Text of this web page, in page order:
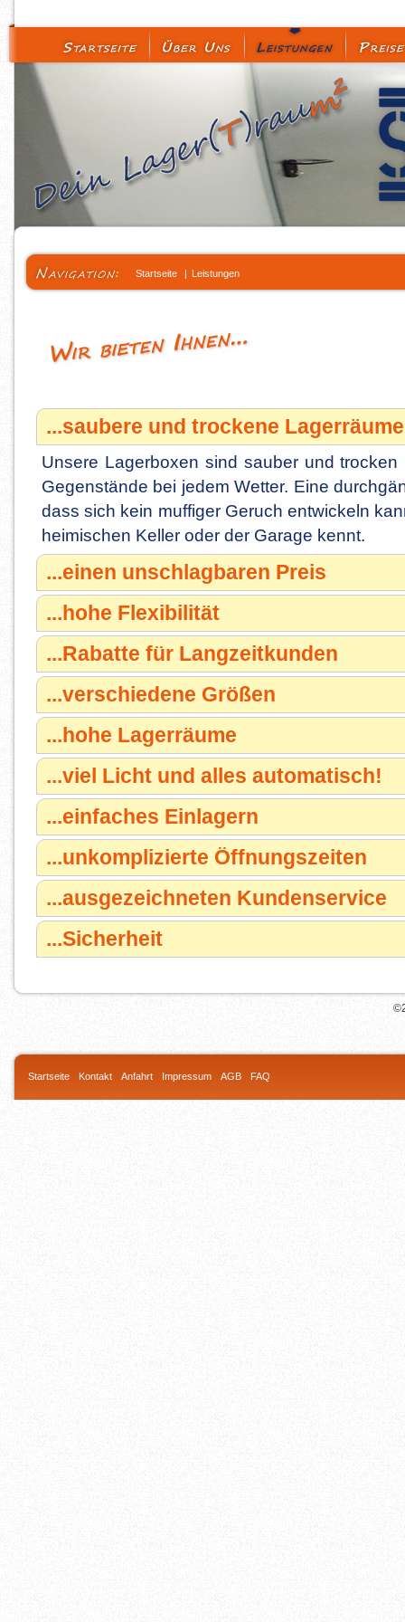
Startseite | Leistungen
...saubere und trockene Lagerräume
Unsere Lagerboxen sind sauber und
Gegenstände bei jedem Wetter. Eine
dass sich kein muffiger Geruch entwickeln
heimischen Keller oder der Garage kennt.
...einen unschlagbaren Preis
...hohe Flexibilität
...Rabatte für Langzeitkunden
...verschiedene Größen
...hohe Lagerräume
...viel Licht und alles automatisch!
...einfaches Einlagern
...unkomplizierte Öffnungszeiten
...ausgezeichneten Kundenservice
...Sicherheit
Startseite Kontakt Anfahrt Impressum AGB FAQ